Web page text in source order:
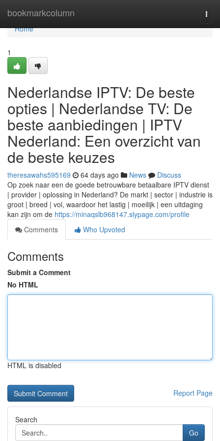
bookmarkcolumn
Home
Home
1
Nederlandse IPTV: De beste
opties | Nederlandse TV: De
beste aanbiedingen | IPTV
Nederland: Een overzicht van
de beste keuzes
theresawahs595169 64 days ago News
Discuss
Op zoek naar een de goede betrouwbare betaalbare IPTV dienst
| provider | oplossing in Nederland? De markt | sector | industrie is
groot | breed | vol, waardoor het lastig | moeilijk | een uitdaging
kan zijn om de https://minaqslb968147.slypage.com/profile
Comments
Who Upvoted
Comments
Submit a Comment
No HTML
HTML is disabled
Report Page
Search
Go